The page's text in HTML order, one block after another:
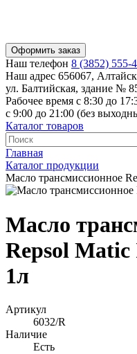
Оформить заказ
Наш телефон 8 (3852) 555-
Наш адрес 656067,
ул. Балтийская, здание №
Рабочее время с 8:30 до
с 9:00 до 21:00 (без
Каталог товаров
Главная
Каталог продукции
Масло трансмиссионное
Масло
Repsol
1л
Артикул
6032/R
Наличие
Есть